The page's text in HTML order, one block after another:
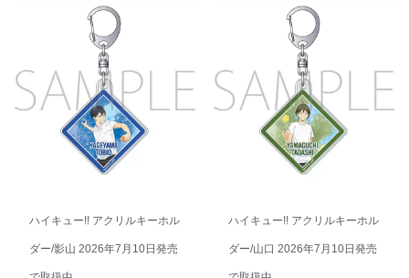
ハイキュー!! アクリルキーホル
ダー/影山 2026年7月10日発売
ハイキュー!! アクリルキーホル
ダー/山口 2026年7月10日発売